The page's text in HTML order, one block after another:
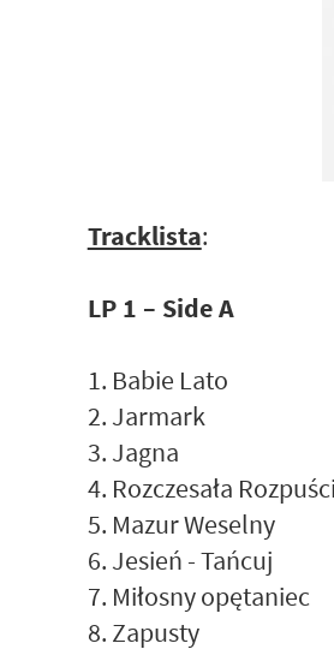
Tracklista:
LP 1 – Side A
1. Babie Lato
2. Jarmark
3. Jagna
4. Rozczesała
5. Mazur Weselny
6. Jesień - Tańcuj
7. Miłosny opętaniec
8. Zapusty